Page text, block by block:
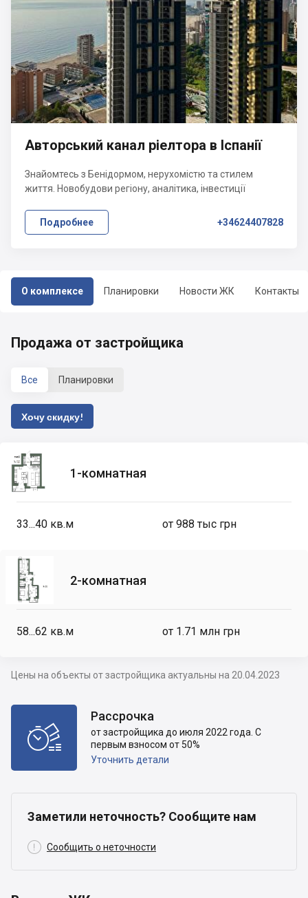
О комплексе Планировки Новости ЖК Контакты
Авторський канал ріелтора в Іспанії
Знайомтесь з Бенідормом, нерухомістю та стилем
життя. Новобудови регіону, аналітика, інвестиції
Подробнее +34624407828
Продажа от застройщика
Все Планировки
Хочу скидку!
1-комнатная
33...40 кв.м от 988 тыс грн
2-комнатная
58...62 кв.м от 1.71 млн грн
Цены на объекты от застройщика актуальны на 20.04.2023

Рассрочка
от застройщика до июля 2022 года. С
первым взносом от 50%
Уточнить детали
Заметили неточность? Сообщите нам
 Сообщить о неточности